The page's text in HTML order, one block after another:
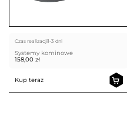
Czas realizacji1-3 dni
Systemy kominowe
158,00 zł
Kup teraz